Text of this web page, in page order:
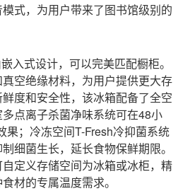
式，为用户带来了图书馆级别的
入式设计，可以完美匹配橱柜。
空绝缘材料，为用户提供更大存
度和安全性，该冰箱配备了全空
点离子杀菌净味系统可在48小
果；冷冻空间T-Fresh冷抑菌系统
细菌生长，延长食物保鲜期限。
定义存储空间为冰箱或冰柜，精
材的专属温度需求。